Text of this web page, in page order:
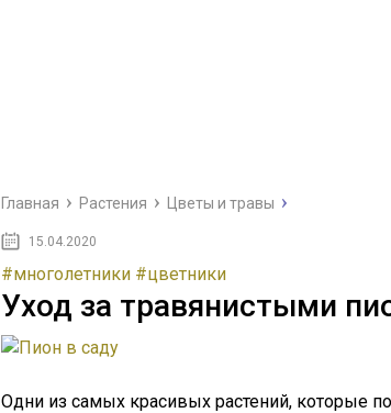
Главная Растения Цветы и травы
15.04.2020
#многолетники #цветники
Уход за травянистыми
Одни из самых красивых растений, которые